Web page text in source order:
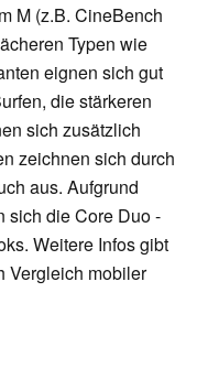
M (z.B. CineBench
Typen wie
eignen sich gut
die stärkeren
sich zusätzlich
zeichnen sich durch
aus. Aufgrund
sich die Core Duo -
Weitere Infos gibt
Vergleich mobiler